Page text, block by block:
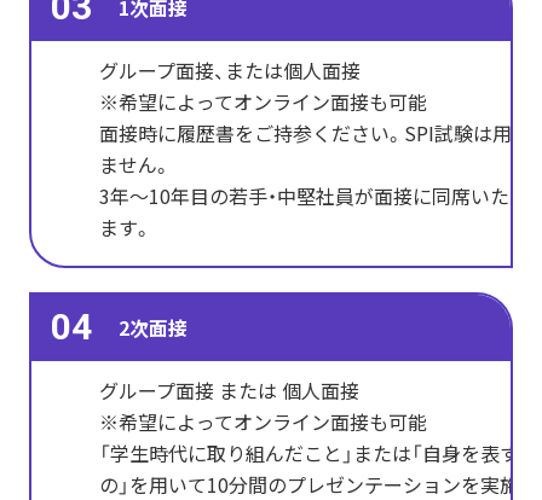
1次面接
グループ面接、または個人面接
※希望によってオンライン面接も可能
面接時に履歴書をご持参ください。SPI試験は用い
ません。
3年～10年目の若手・中堅社員が面接に同席いたし
ます。
04 2次面接
グループ面接 または 個人面接
※希望によってオンライン面接も可能
「学生時代に取り組んだこと」または「自身を表すも
の」を用いて10分間のプレゼンテーションを実施い